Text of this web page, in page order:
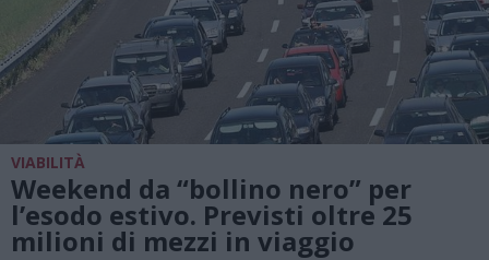
VIABILITÀ
Weekend da “bollino nero” per
l’esodo estivo. Previsti oltre 25
milioni di mezzi in viaggio